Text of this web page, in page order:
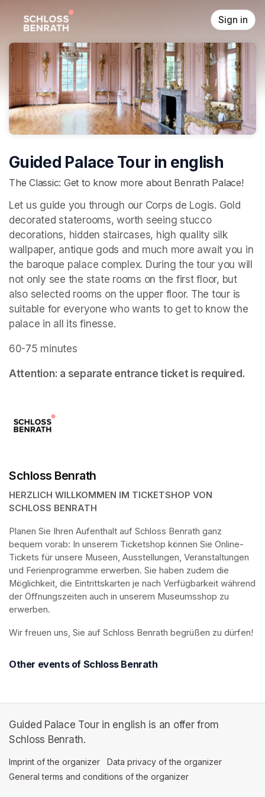
Sign in
Guided Palace Tour in english
The Classic: Get to know more about Benrath Palace!
Let us guide you through our Corps de Logis. Gold
decorated staterooms, worth seeing stucco
decorations, hidden staircases, high quality silk
wallpaper, antique gods and much more await you in
the baroque palace complex. During the tour you will
not only see the state rooms on the first floor, but
also selected rooms on the upper floor. The tour is
suitable for everyone who wants to get to know the
palace in all its finesse.
60-75 minutes
Attention: a separate entrance ticket is required.
Schloss Benrath
HERZLICH WILLKOMMEN IM TICKETSHOP VON
SCHLOSS BENRATH
Planen Sie Ihren Aufenthalt auf Schloss Benrath ganz
bequem vorab: In unserem Ticketshop können Sie Online-
Tickets für unsere Museen, Ausstellungen, Veranstaltungen
und Ferienprogramme erwerben. Sie haben zudem die
Möglichkeit, die Eintrittskarten je nach Verfügbarkeit während
der Öffnungszeiten auch in unserem Museumsshop zu
erwerben.
Wir freuen uns, Sie auf Schloss Benrath begrüßen zu dürfen!
Other events of Schloss Benrath
Guided Palace Tour in english is an offer from
Schloss Benrath.
Imprint of the organizer (opens in a new tab)
Data privacy of the organizer
General terms and conditions of the organizer